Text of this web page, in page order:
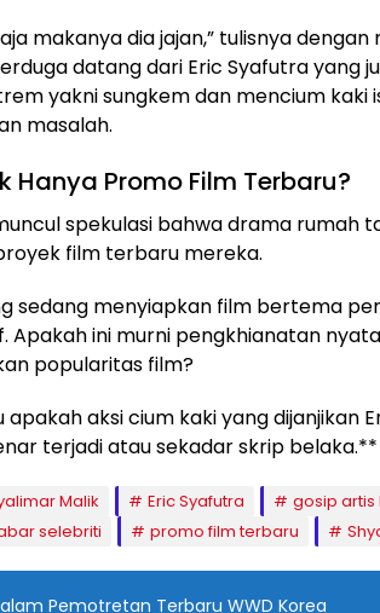
makanya dia jajan,” tulisnya dengan
datang dari Eric Syafutra yang
yakni sungkem dan mencium kaki
masalah.
Hanya Promo Film Terbaru?
spekulasi bahwa drama rumah
film terbaru mereka.
sedang menyiapkan film bertema
Apakah ini murni pengkhianatan
popularitas film?
aksi cium kaki yang dijanjikan
terjadi atau sekadar skrip belaka.**
Malik Eric Syafutra
gosip artis
selebriti promo film terbaru
Pemotretan Terbaru WWD Korea